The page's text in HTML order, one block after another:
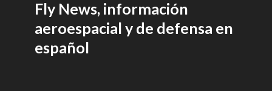
Fly News, información
aeroespacial y de defensa en
español